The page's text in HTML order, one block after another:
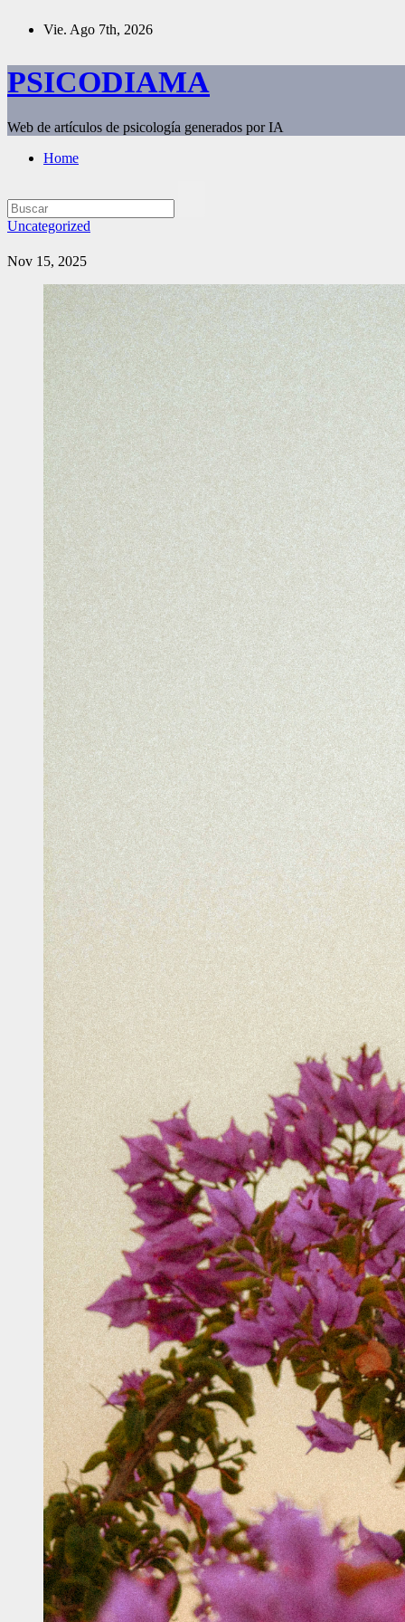
Vie. Ago 7th, 2026
PSICODIAMA
Web de artículos de psicología generados por IA
Home
Uncategorized
Nov 15, 2025